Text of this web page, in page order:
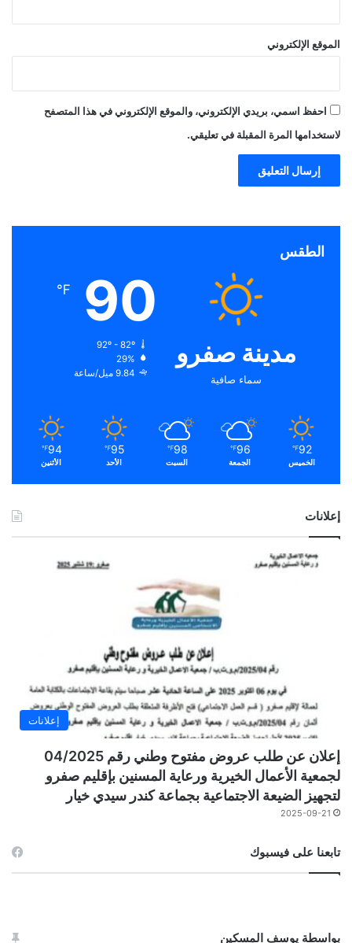
الموقع الإلكتروني
احفظ اسمي، بريدي الإلكتروني، والموقع الإلكتروني في هذا المتصفح
لاستخدامها المرة المقبلة في تعليقي.
الطقس
مدينة صفرو
سماء صافية
90
℉
92º - 82º
29%
9.84 ميل/ساعة
92
℉
الخميس
96
℉
الجمعة
98
℉
السبت
95
℉
الأحد
94
℉
الأثنين
إعلانات
إعلانات
إعلان عن طلب عروض مفتوح وطني رقم 04/2025
لجمعية الأعمال الخيرية ورعاية المسنين بإقليم صفرو
لتجهيز الضيعة الاجتماعية بجماعة كندر سيدي خيار
2025-09-21
تابعنا على فيسبوك
بواسطة يوسف المسكين